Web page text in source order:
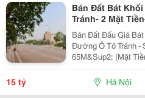
Bán Đất Bát Khối
Tránh- 2 Mặt
Bán Đất Đấu Giá
Đường Ô Tô Tránh - Sát
65M&Sup2; (Mặt
Vắn). Vị Trí &Amp; Đường Xá: Đất
Hiếm, Sở Hữu 2
15 tỷ Hà Nội